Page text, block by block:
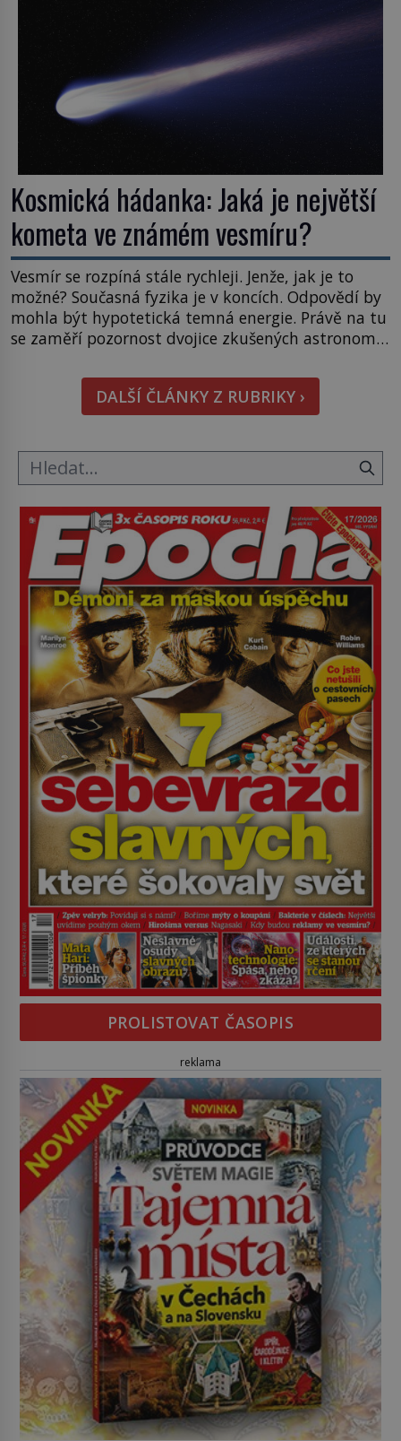
napovídá, kde bychom jednou […]
Kosmická hádanka: Jaká je největší
kometa ve známém vesmíru?
Vesmír se rozpíná stále rychleji. Jenže, jak je to
možné? Současná fyzika je v koncích. Odpovědí by
mohla být hypotetická temná energie. Právě na tu
se zaměří pozornost dvojice zkušených astronomů.
hmatatelnějšího. Naprosto rekordní kometu!
Astronomové Pedro Bernardinelli a Gary Bernstein
mravenčí prací zkoumají archivní snímky v rámci
DALŠÍ ČLÁNKY Z RUBRIKY ›
PROLISTOVAT ČASOPIS
reklama